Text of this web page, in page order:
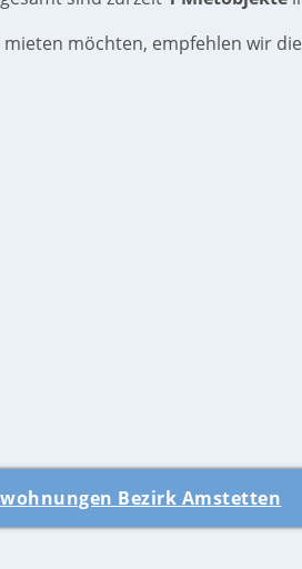
möchten, empfehlen wir die
Bezirk Amstetten